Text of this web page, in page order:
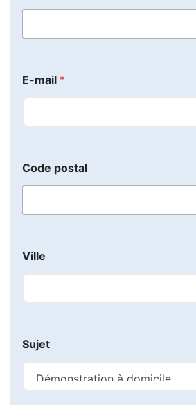
o
s
a
-
m
a
l
s
E-mail *
Code postal
Ville
Sujet